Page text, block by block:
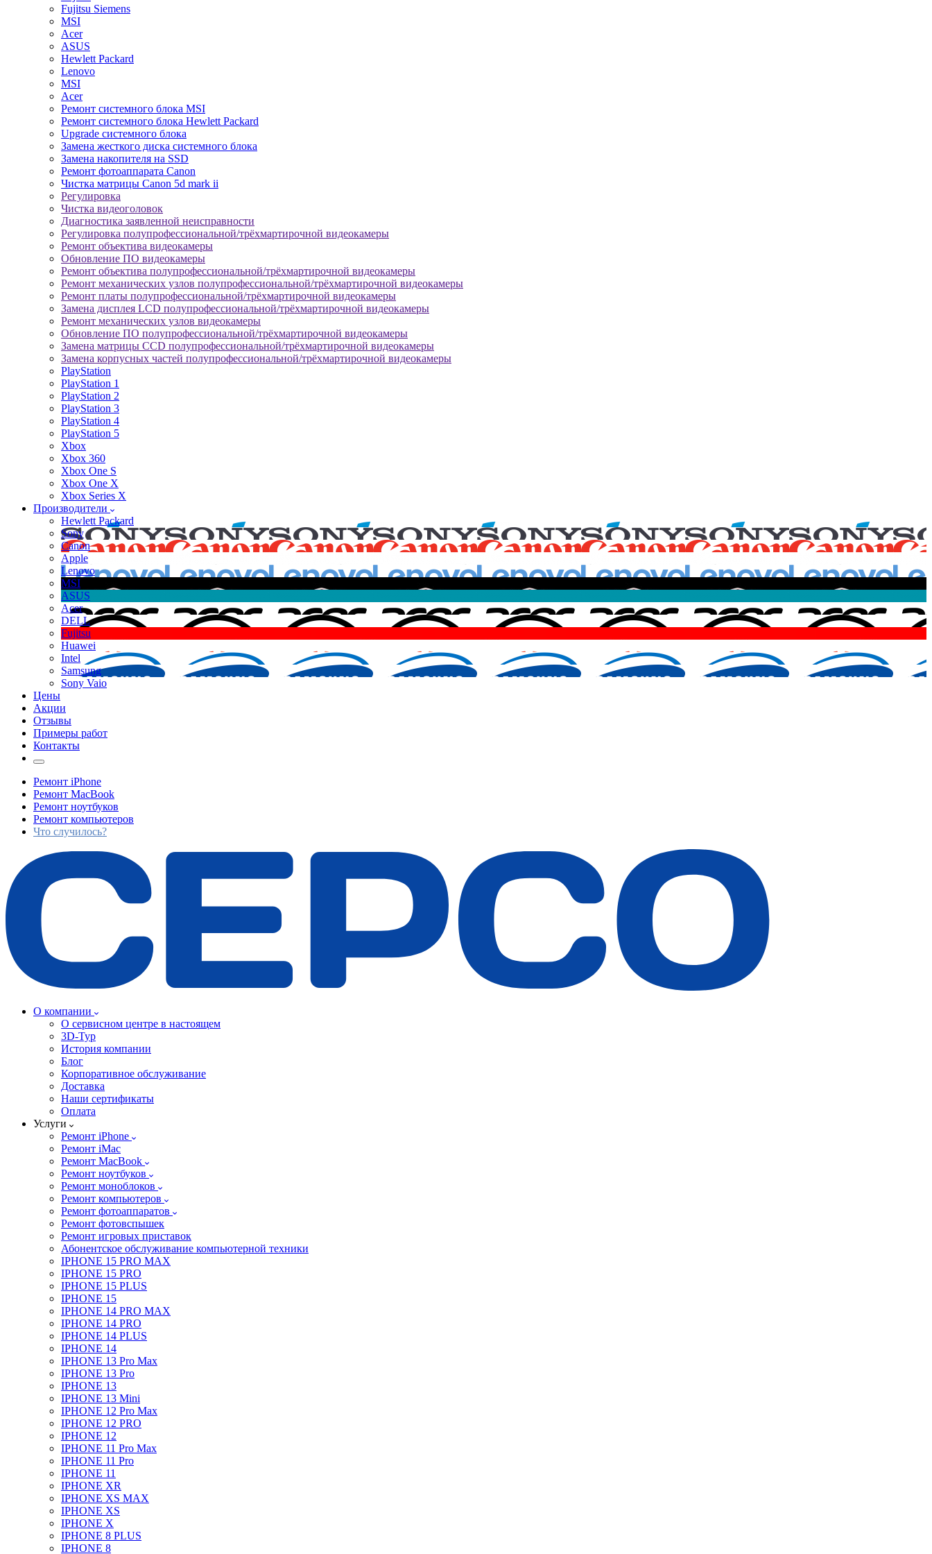
Fujitsu Siemens
MSI
Acer
ASUS
Hewlett Packard
Lenovo
MSI
Acer
Ремонт системного блока MSI
Ремонт системного блока Hewlett Packard
Upgrade системного блока
Замена жесткого диска системного блока
Замена накопителя на SSD
Ремонт фотоаппарата Canon
Чистка матрицы Canon 5d mark ii
Регулировка
Чистка видеоголовок
Диагностика заявленной неисправности
Регулировка полупрофессиональной/трёхмартирочной видеокамеры
Ремонт объектива видеокамеры
Обновление ПО видеокамеры
Ремонт объектива полупрофессиональной/трёхмартирочной видеокамеры
Ремонт механических узлов полупрофессиональной/трёхмартирочной видеокамеры
Ремонт платы полупрофессиональной/трёхмартирочной видеокамеры
Замена дисплея LCD полупрофессиональной/трёхмартирочной видеокамеры
Ремонт механических узлов видеокамеры
Обновление ПО полупрофессиональной/трёхмартирочной видеокамеры
Замена матрицы CCD полупрофессиональной/трёхмартирочной видеокамеры
Замена корпусных частей полупрофессиональной/трёхмартирочной видеокамеры
PlayStation
PlayStation 1
PlayStation 2
PlayStation 3
PlayStation 4
PlayStation 5
Xbox
Xbox 360
Xbox One S
Xbox One X
Xbox Series X
Производители
Hewlett Packard
Sony
Canon
Apple
Lenovo
MSI
ASUS
Acer
DELL
Fujitsu
Huawei
Intel
Samsung
Sony Vaio
Цены
Акции
Отзывы
Примеры работ
Контакты
Ремонт iPhone
Ремонт MacBook
Ремонт ноутбуков
Ремонт компьютеров
Что случилось?
О компании
О сервисном центре в настоящем
3D-Тур
История компании
Блог
Корпоративное обслуживание
Доставка
Наши сертификаты
Оплата
Услуги
Ремонт iPhone
Ремонт iMac
Ремонт MacBook
Ремонт ноутбуков
Ремонт моноблоков
Ремонт компьютеров
Ремонт фотоаппаратов
Ремонт фотовспышек
Ремонт игровых приставок
Абонентское обслуживание компьютерной техники
IPHONE 15 PRO MAX
IPHONE 15 PRO
IPHONE 15 PLUS
IPHONE 15
IPHONE 14 PRO MAX
IPHONE 14 PRO
IPHONE 14 PLUS
IPHONE 14
IPHONE 13 Pro Max
IPHONE 13 Pro
IPHONE 13
IPHONE 13 Mini
IPHONE 12 Pro Max
IPHONE 12 PRO
IPHONE 12
IPHONE 11 Pro Max
IPHONE 11 Pro
IPHONE 11
IPHONE XR
IPHONE XS MAX
IPHONE XS
IPHONE X
IPHONE 8 PLUS
IPHONE 8